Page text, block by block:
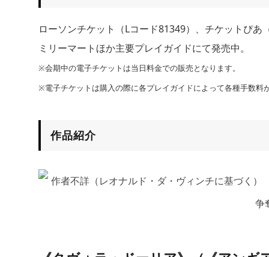
ローソンチケット（Lコード81349）、チケットぴ
ミリーマートほか主要プレイガイドにて発売中。
※会期中の電子チケットは当日料金での販売となります。
※電子チケットは購入の際に各プレイガイドによって各種手数料
作品紹介